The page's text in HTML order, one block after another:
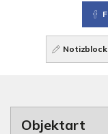
Notizblock
Objektart